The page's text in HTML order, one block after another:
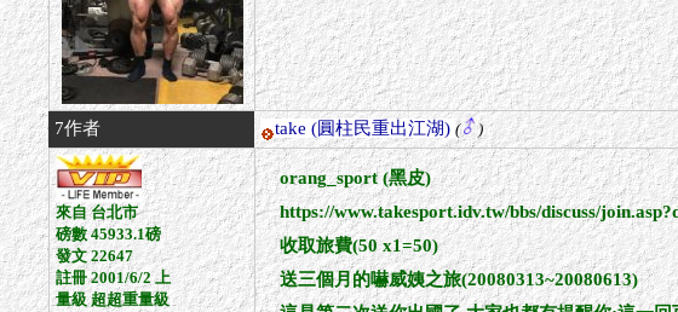
7作者 take (圓柱民重出江湖) ( )
來自 台北市
磅數 45933.1磅
發文 22647
註冊 2001/6/2 上
量級 超超重量級
orang_sport (黑皮)
https://www.takesport.idv.tw/bbs/discuss/
收取旅費(50 x1=50)
送三個月的嚇威姨之旅(20080313~20080613)